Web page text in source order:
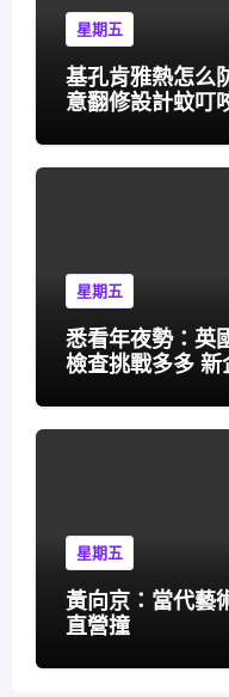
星期五
基孔肯雅熱怎么
意翻修設計蚊叮
星期五
悉看年夜勢：英
檢查挑戰多多
星期五
黃向京：當代藝
直營撞